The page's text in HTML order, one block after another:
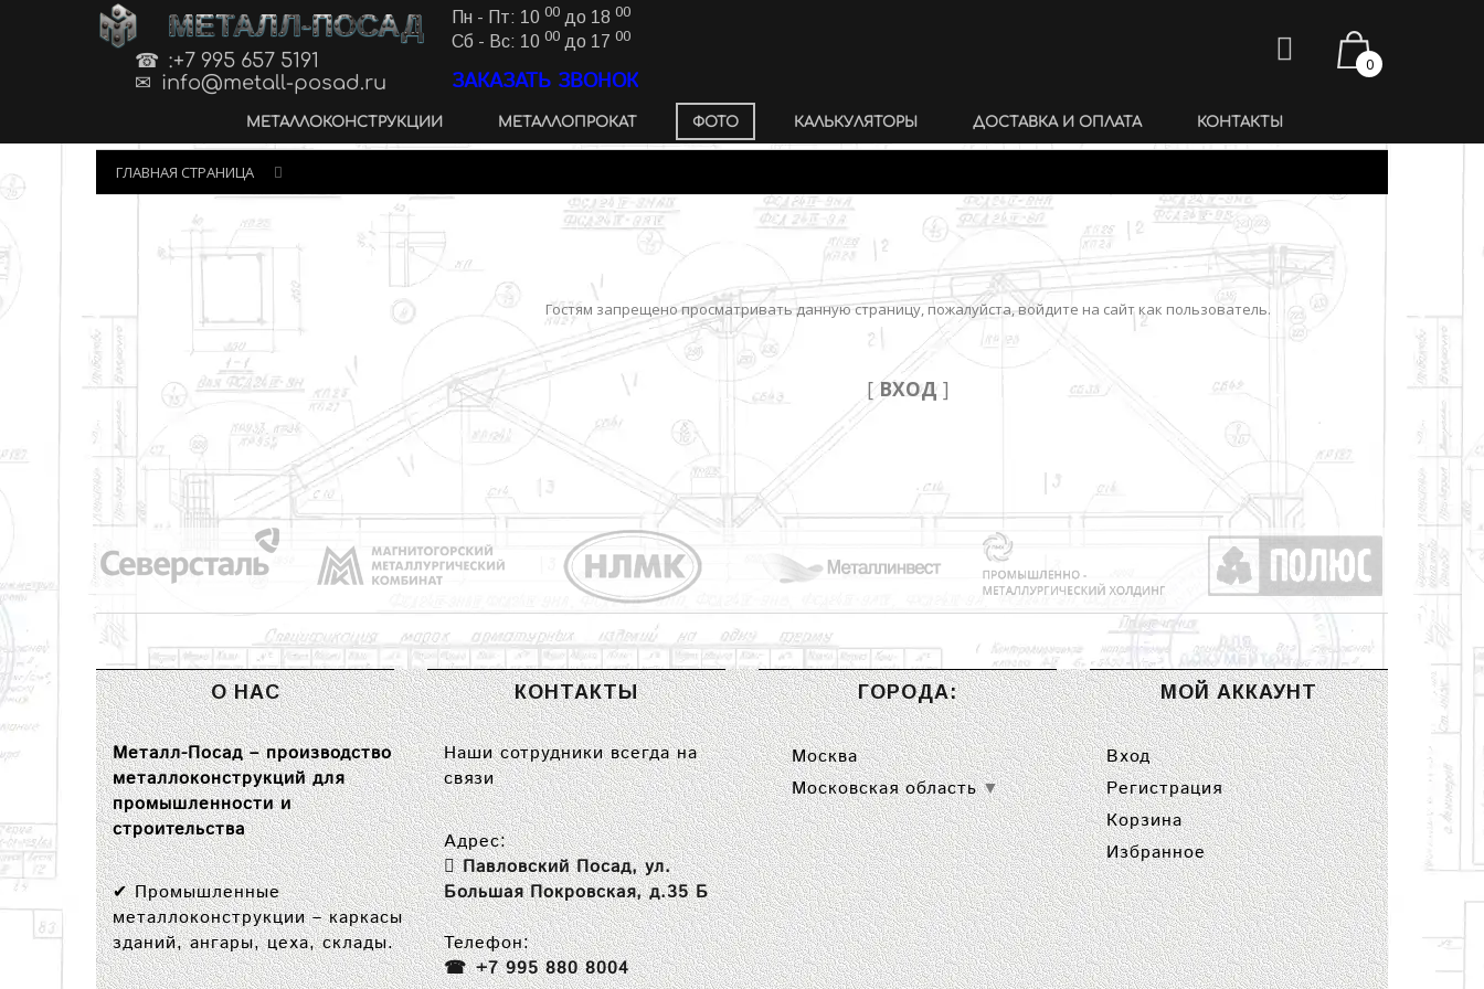
МЕТАЛЛ-ПОСАД
:+7 995 657 5191
info@metall-posad.ru
Пн - Пт: 10 00 до 18 00
Сб - Вс: 10 00 до 17 00
ЗАКАЗАТЬ ЗВОНОК
0
МЕТАЛЛОКОНСТРУКЦИИ МЕТАЛЛОПРОКАТ ФОТО КАЛЬКУЛЯТОРЫ ДОСТАВКА И ОПЛАТА КОНТАКТЫ
ГЛАВНАЯ СТРАНИЦА
Гостям запрещено просматривать данную страницу, пожалуйста, войдите на сайт как пользователь.
[ВХОД ]
О НАС
Металл-Посад – производство
металлоконструкций для
промышленности и
строительства
✔Промышленные
металлоконструкции– каркасы
зданий, ангары, цеха, склады.
КОНТАКТЫ
Наши сотрудники всегда на
связи
Адрес:
Павловский Посад, ул.
Большая Покровская, д.35 Б
Телефон:
+7 995 880 8004
ГОРОДА:
Москва
Московская область ▼
МОЙ АККАУНТ
Вход
Регистрация
Корзина
Избранное